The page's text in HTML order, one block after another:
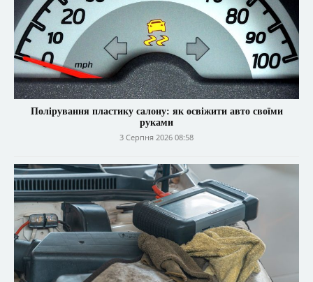
Полірування пластику салону: як освіжити авто своїми
руками
3 Серпня 2026 08:58